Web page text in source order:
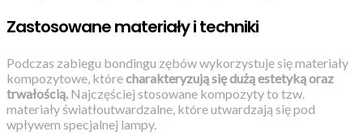
Zastosowane materiały i techniki
Podczas zabiegu bondingu zębów wykorzystuje się materiały
kompozytowe, którecharakteryzują się dużą estetyką oraz
trwałością.Najczęściej stosowane kompozyty to tzw.
materiały światłoutwardzalne, które utwardzają się pod
wpływem specjalnej lampy.